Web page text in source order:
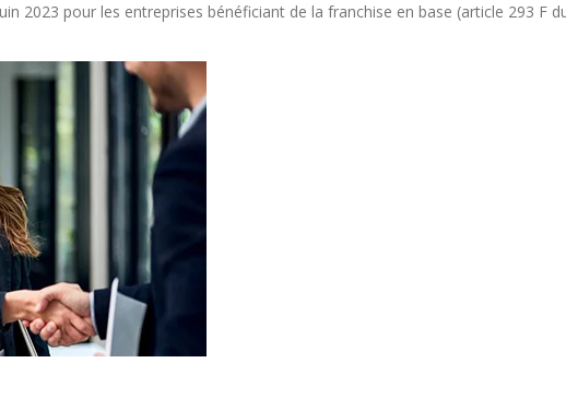
2023 pour les entreprises bénéficiant de la franchise en base (article 293 F